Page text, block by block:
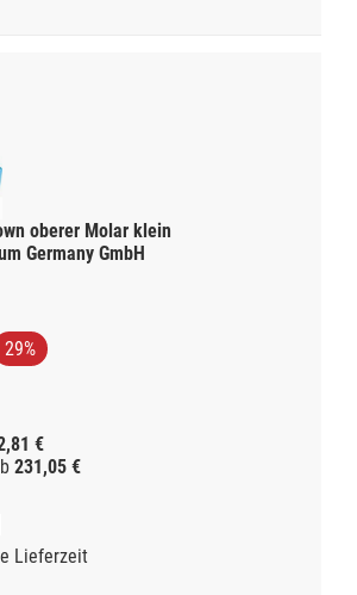
oberer Molar klein
Germany GmbH
29%
€
231,05 €
Lieferzeit